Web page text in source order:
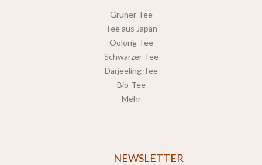
Grüner Tee
Tee aus Japan
Oolong Tee
Schwarzer Tee
Darjeeling Tee
Bio-Tee
Mehr
NEWSLETTER